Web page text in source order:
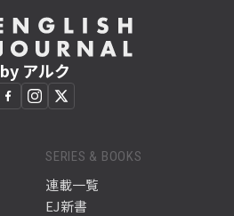
by アルク
SERIES & BOOKS
連載一覧
EJ新書